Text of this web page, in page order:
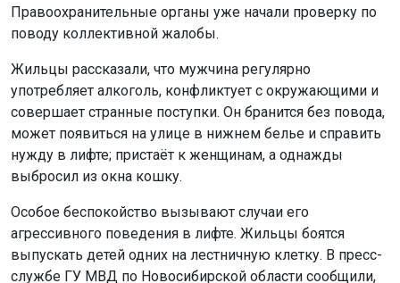
агрессивного поведения в лифте. Жильцы боятся
выпускать детей одних на лестничную клетку. В пресс-
что дебошира ранее уже привлекали к
административной ответственности за нарушение
ПДД.
В этот раз по итогам проверки также будет принято
процессуальное решение.
Ранее в Бердске 7-летний мальчикпотерял память
после нападения у магазина.
Поделиться новостью: